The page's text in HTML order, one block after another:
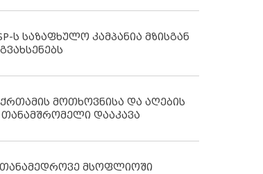
ს საზაფხულო კამპანია მზისგან
მოთხოვნისა და აღების
თანამშრომელი დააკავა
მსოფლიოში